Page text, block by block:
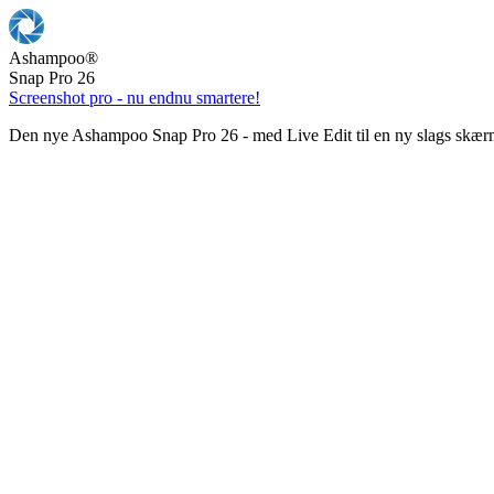
Ashampoo®
Snap Pro 26
Screenshot pro - nu endnu smartere!
Den nye Ashampoo Snap Pro 26 - med Live Edit til en ny slags